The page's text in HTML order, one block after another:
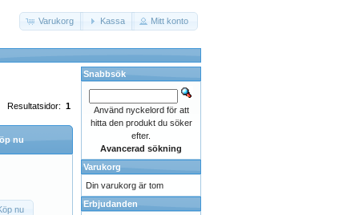
Varukorg Kassa Mitt konto
Resultatsidor: 1
nu
nu
Snabbsök
Använd nyckelord för att
hitta den produkt du söker
efter.
Avancerad sökning
Varukorg
Din varukorg är tom
Erbjudanden